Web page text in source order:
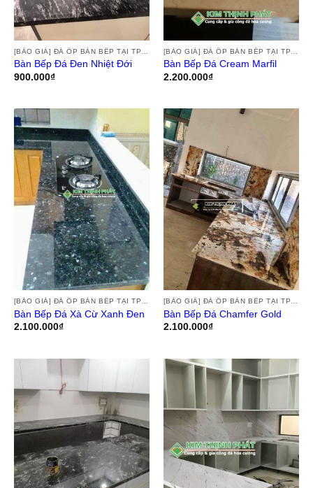
Bàn Bếp Đá Đen Nhiệt Đới
900.000₫
Bàn Bếp Đá Cream Marfil
2.200.000₫
Bàn Bếp Đá Xà Cừ Xanh Đen
2.100.000₫
Bàn Bếp Đá Chamfer Gold
2.100.000₫